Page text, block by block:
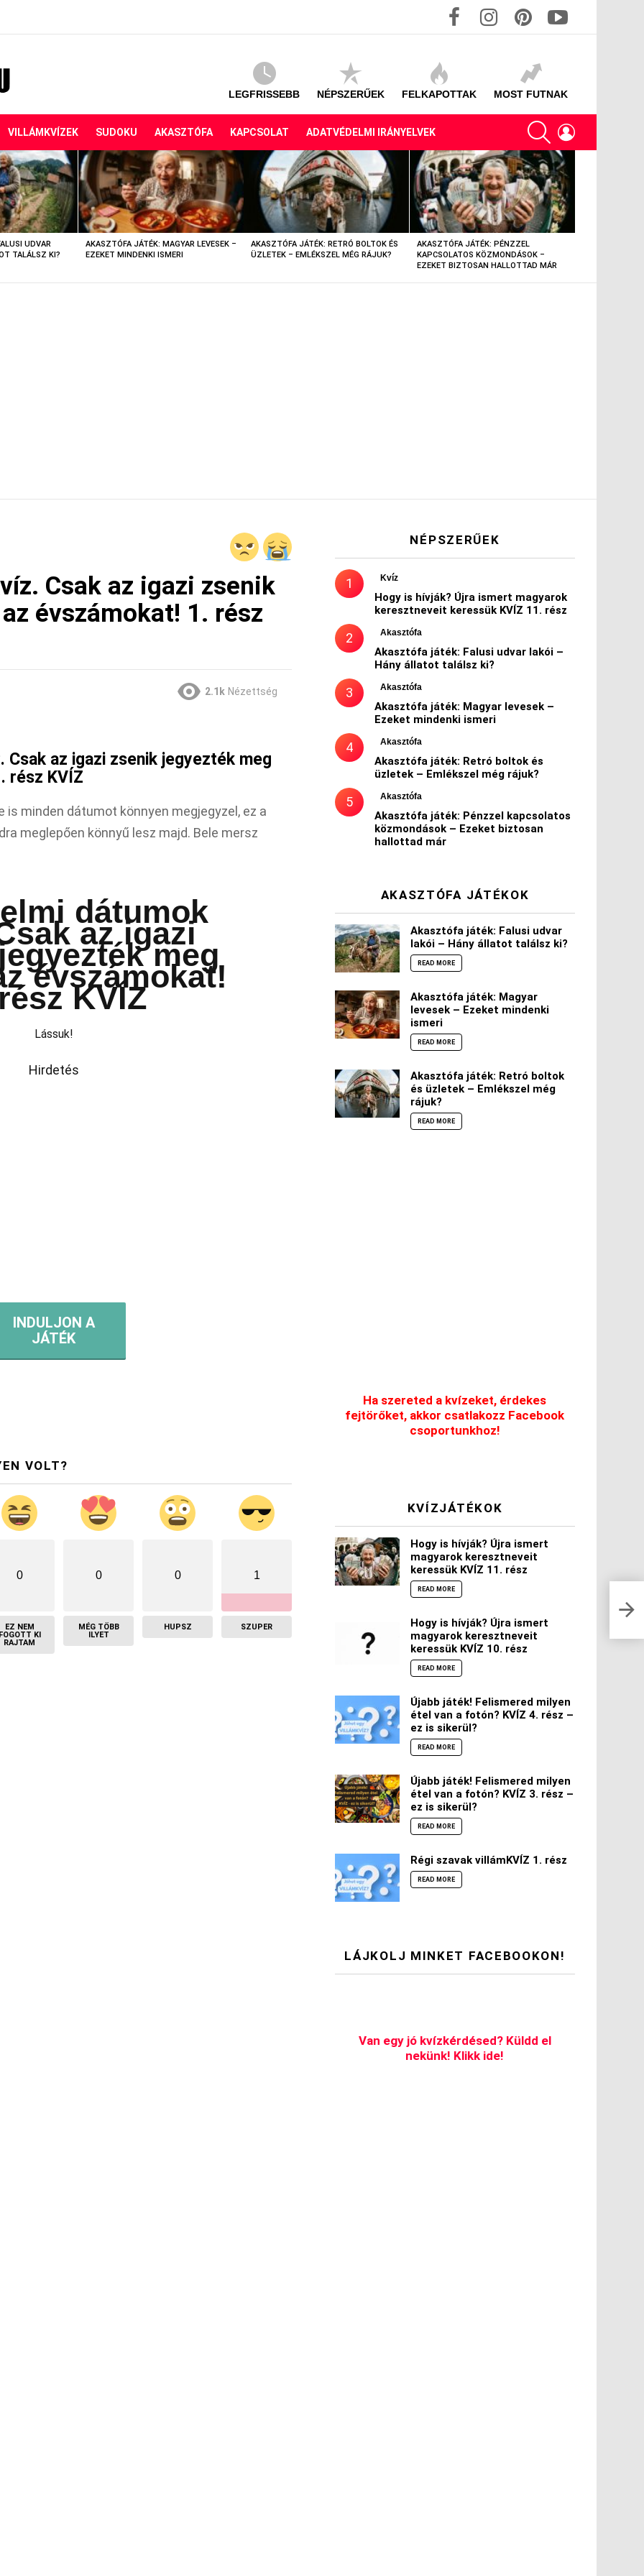
LEGFRISSEBB NÉPSZERŰEK FELKAPOTTAK MOST FUTNAK
VILLÁMKVÍZEK SUDOKU AKASZTÓFA KAPCSOLAT ADATVÉDELMI IRÁNYELVEK
SEARCH
UDVAR
TALÁLSZ KI?
AKASZTÓFA JÁTÉK: MAGYAR LEVESEK –
EZEKET MINDENKI ISMERI
AKASZTÓFA JÁTÉK: RETRÓ BOLTOK ÉS
ÜZLETEK – EMLÉKSZEL MÉG RÁJUK?
AKASZTÓFA JÁTÉK: PÉNZZEL
KAPCSOLATOS KÖZMONDÁSOK –
EZEKET BIZTOSAN HALLOTTAD MÁR
Csak az igazi zsenik
évszámokat! 1. rész
2.1k Nézettség
az igazi zsenik jegyezték meg
rész KVÍZ
is minden dátumot könnyen megjegyzel, ez a
meglepően könnyű lesz majd. Bele mersz
dátumok
az igazi
meg
évszámokat!
KVÍZ
Lássuk!
Hirdetés
INDULJON A
JÁTÉK
VOLT?
0
EZ NEM
FOGOTT KI
RAJTAM
0
MÉG TÖBB
ILYET
0
HUPSZ
1
SZUPER
NÉPSZERŰEK
Kvíz
Hogy is hívják? Újra ismert magyarok
keresztneveit keressük KVÍZ 11. rész
Akasztófa
Akasztófa játék: Falusi udvar lakói –
Hány állatot találsz ki?
Akasztófa
Akasztófa játék: Magyar levesek –
Ezeket mindenki ismeri
Akasztófa
Akasztófa játék: Retró boltok és
üzletek – Emlékszel még rájuk?
Akasztófa
Akasztófa játék: Pénzzel kapcsolatos
közmondások – Ezeket biztosan
hallottad már
AKASZTÓFA JÁTÉKOK
Akasztófa játék: Falusi udvar
lakói – Hány állatot találsz ki?
READ MORE
Akasztófa játék: Magyar
levesek – Ezeket mindenki
ismeri
READ MORE
Akasztófa játék: Retró boltok
és üzletek – Emlékszel még
rájuk?
READ MORE
Ha szereted a kvízeket, érdekes
fejtörőket, akkor csatlakozz Facebook
csoportunkhoz!
KVÍZJÁTÉKOK
Hogy is hívják? Újra ismert
magyarok keresztneveit
keressük KVÍZ 11. rész
READ MORE
Hogy is hívják? Újra ismert
magyarok keresztneveit
keressük KVÍZ 10. rész
READ MORE
Újabb játék! Felismered milyen
étel van a fotón? KVÍZ 4. rész –
ez is sikerül?
READ MORE
Újabb játék! Felismered milyen
étel van a fotón? KVÍZ 3. rész –
ez is sikerül?
READ MORE
Régi szavak villámKVÍZ 1. rész
READ MORE
LÁJKOLJ MINKET FACEBOOKON!
Van egy jó kvízkérdésed? Küldd el
nekünk! Klikk ide!